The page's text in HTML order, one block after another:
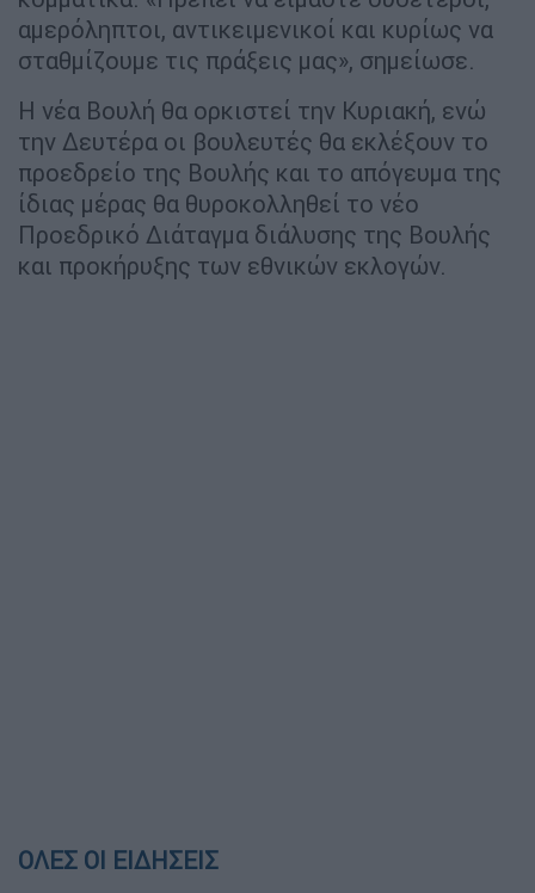
αμερόληπτοι, αντικειμενικοί και κυρίως να
σταθμίζουμε τις πράξεις μας», σημείωσε.
Η νέα Βουλή θα ορκιστεί την Κυριακή, ενώ
την Δευτέρα οι βουλευτές θα εκλέξουν το
προεδρείο της Βουλής και το απόγευμα της
ίδιας μέρας θα θυροκολληθεί το νέο
Προεδρικό Διάταγμα διάλυσης της Βουλής
και προκήρυξης των εθνικών εκλογών.
ΟΛΕΣ ΟΙ ΕΙΔΗΣΕΙΣ